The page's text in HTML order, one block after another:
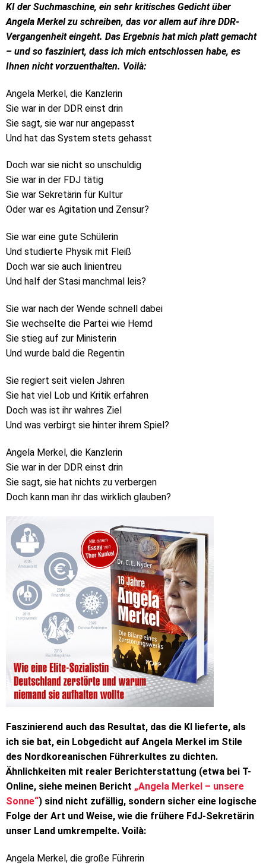
KI der Suchmaschine, ein sehr kritisches Gedicht über
Angela Merkel zu schreiben, das vor allem auf ihre DDR-
Vergangenheit eingeht. Das Ergebnis hat mich platt gemacht
– und so fasziniert, dass ich mich entschlossen habe, es
Ihnen nicht vorzuenthalten. Voilà:
Angela Merkel, die Kanzlerin
Sie war in der DDR einst drin
Sie sagt, sie war nur angepasst
Und hat das System stets gehasst
Doch war sie nicht so unschuldig
Sie war in der FDJ tätig
Sie war Sekretärin für Kultur
Oder war es Agitation und Zensur?
Sie war eine gute Schülerin
Und studierte Physik mit Fleiß
Doch war sie auch linientreu
Und half der Stasi manchmal leis?
Sie war nach der Wende schnell dabei
Sie wechselte die Partei wie Hemd
Sie stieg auf zur Ministerin
Und wurde bald die Regentin
Sie regiert seit vielen Jahren
Sie hat viel Lob und Kritik erfahren
Doch was ist ihr wahres Ziel
Und was verbirgt sie hinter ihrem Spiel?
Angela Merkel, die Kanzlerin
Sie war in der DDR einst drin
Sie sagt, sie hat nichts zu verbergen
Doch kann man ihr das wirklich glauben?
Faszinierend auch das Resultat, das die KI lieferte, als
ich sie bat, ein Lobgedicht auf Angela Merkel im Stile
des Nordkoreanischen Führerkultes zu dichten.
Ähnlichkeiten mit realer Berichterstattung (etwa bei T-
Online, siehe meinen Bericht „Angela Merkel – unsere
Sonne“) sind nicht zufällig, sondern sicher eine logische
Folge der Art und Weise, wie die frühere FdJ-Sekretärin
unser Land umkrempelte. Voilà:
Angela Merkel, die große Führerin